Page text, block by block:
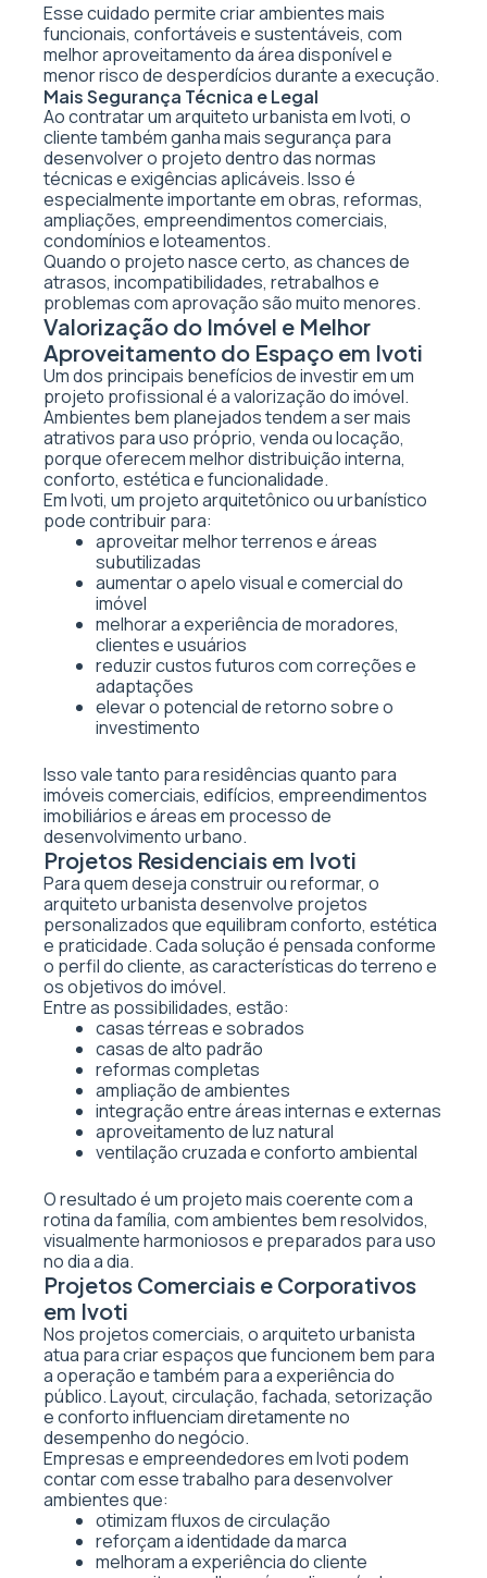
Esse cuidado permite criar ambientes mais
funcionais, confortáveis e sustentáveis, com
melhor aproveitamento da área disponível e
menor risco de desperdícios durante a execução.
Mais Segurança Técnica e Legal
Ao contratar um arquiteto urbanista em Ivoti, o
cliente também ganha mais segurança para
desenvolver o projeto dentro das normas
técnicas e exigências aplicáveis. Isso é
especialmente importante em obras, reformas,
ampliações, empreendimentos comerciais,
condomínios e loteamentos.
Quando o projeto nasce certo, as chances de
atrasos, incompatibilidades, retrabalhos e
problemas com aprovação são muito menores.
Valorização do Imóvel e Melhor
Aproveitamento do Espaço em Ivoti
Um dos principais benefícios de investir em um
projeto profissional é a valorização do imóvel.
Ambientes bem planejados tendem a ser mais
atrativos para uso próprio, venda ou locação,
porque oferecem melhor distribuição interna,
conforto, estética e funcionalidade.
Em Ivoti, um projeto arquitetônico ou urbanístico
pode contribuir para:
aproveitar melhor terrenos e áreas
subutilizadas
aumentar o apelo visual e comercial do
imóvel
melhorar a experiência de moradores,
clientes e usuários
reduzir custos futuros com correções e
adaptações
elevar o potencial de retorno sobre o
investimento
Isso vale tanto para residências quanto para
imóveis comerciais, edifícios, empreendimentos
imobiliários e áreas em processo de
desenvolvimento urbano.
Projetos Residenciais em Ivoti
Para quem deseja construir ou reformar, o
arquiteto urbanista desenvolve projetos
personalizados que equilibram conforto, estética
e praticidade. Cada solução é pensada conforme
o perfil do cliente, as características do terreno e
os objetivos do imóvel.
Entre as possibilidades, estão:
casas térreas e sobrados
casas de alto padrão
reformas completas
ampliação de ambientes
integração entre áreas internas e externas
aproveitamento de luz natural
ventilação cruzada e conforto ambiental
O resultado é um projeto mais coerente com a
rotina da família, com ambientes bem resolvidos,
visualmente harmoniosos e preparados para uso
no dia a dia.
Projetos Comerciais e Corporativos
em Ivoti
Nos projetos comerciais, o arquiteto urbanista
atua para criar espaços que funcionem bem para
a operação e também para a experiência do
público. Layout, circulação, fachada, setorização
e conforto influenciam diretamente no
desempenho do negócio.
Empresas e empreendedores em Ivoti podem
contar com esse trabalho para desenvolver
ambientes que:
otimizam fluxos de circulação
reforçam a identidade da marca
melhoram a experiência do cliente